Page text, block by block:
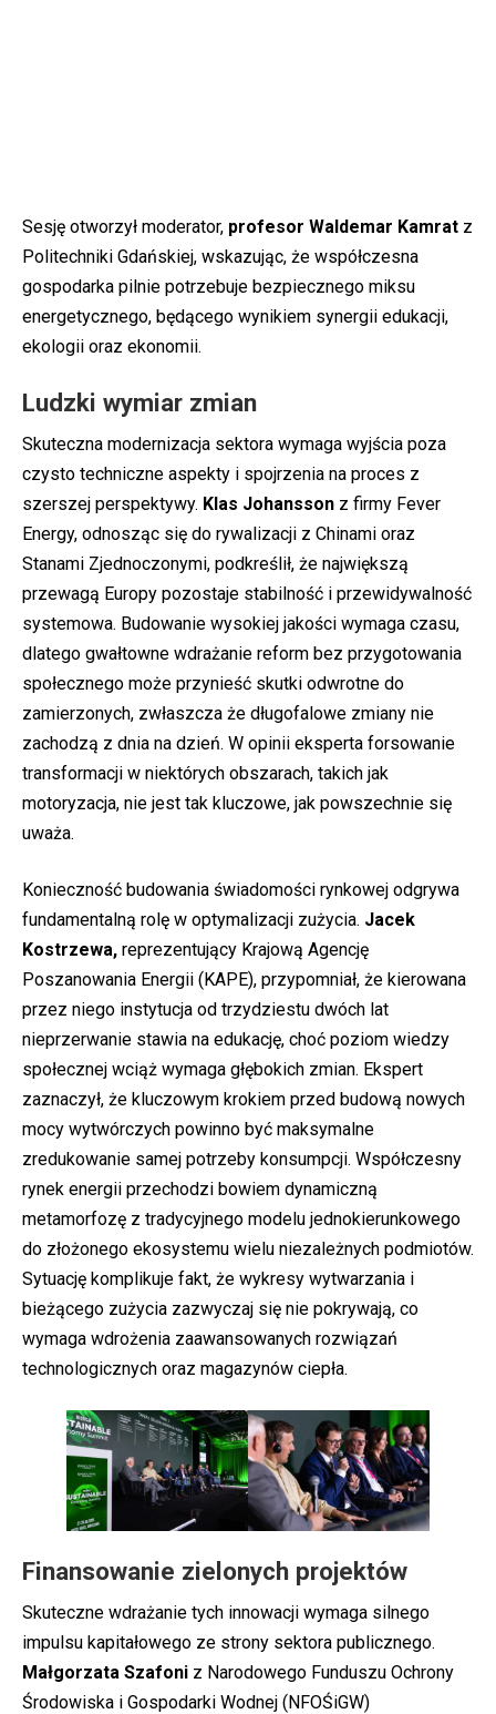
Sesję otworzył moderator, profesor Waldemar Kamrat z
Politechniki Gdańskiej, wskazując, że współczesna
gospodarka pilnie potrzebuje bezpiecznego miksu
energetycznego, będącego wynikiem synergii edukacji,
ekologii oraz ekonomii.
Ludzki wymiar zmian
Skuteczna modernizacja sektora wymaga wyjścia poza
czysto techniczne aspekty i spojrzenia na proces z
szerszej perspektywy. Klas Johansson z firmy Fever
Energy, odnosząc się do rywalizacji z Chinami oraz
Stanami Zjednoczonymi, podkreślił, że największą
przewagą Europy pozostaje stabilność i przewidywalność
systemowa. Budowanie wysokiej jakości wymaga czasu,
dlatego gwałtowne wdrażanie reform bez przygotowania
społecznego może przynieść skutki odwrotne do
zamierzonych, zwłaszcza że długofalowe zmiany nie
zachodzą z dnia na dzień. W opinii eksperta forsowanie
transformacji w niektórych obszarach, takich jak
motoryzacja, nie jest tak kluczowe, jak powszechnie się
uważa.
Konieczność budowania świadomości rynkowej odgrywa
fundamentalną rolę w optymalizacji zużycia. Jacek
Kostrzewa, reprezentujący Krajową Agencję
Poszanowania Energii (KAPE), przypomniał, że kierowana
przez niego instytucja od trzydziestu dwóch lat
nieprzerwanie stawia na edukację, choć poziom wiedzy
społecznej wciąż wymaga głębokich zmian. Ekspert
zaznaczył, że kluczowym krokiem przed budową nowych
mocy wytwórczych powinno być maksymalne
zredukowanie samej potrzeby konsumpcji. Współczesny
rynek energii przechodzi bowiem dynamiczną
metamorfozę z tradycyjnego modelu jednokierunkowego
do złożonego ekosystemu wielu niezależnych podmiotów.
Sytuację komplikuje fakt, że wykresy wytwarzania i
bieżącego zużycia zazwyczaj się nie pokrywają, co
wymaga wdrożenia zaawansowanych rozwiązań
technologicznych oraz magazynów ciepła.
Finansowanie zielonych projektów
Skuteczne wdrażanie tych innowacji wymaga silnego
impulsu kapitałowego ze strony sektora publicznego.
Małgorzata Szafoni z Narodowego Funduszu Ochrony
Środowiska i Gospodarki Wodnej (NFOŚiGW)